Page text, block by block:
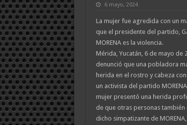
6 mayo, 2024
La mujer fue agredida con un
que el presidente del partido,
MORENA es la violencia.
Mérida, Yucatán, 6 de mayo de
denunció que una pobladora
herida en el rostro y cabeza
un activista del partido
mujer presentó una herida
de que otras personas
dicho simpatizante de